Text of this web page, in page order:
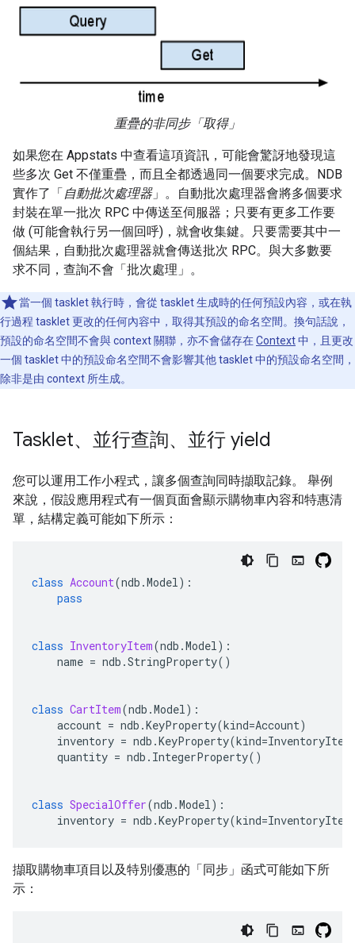
重疊的非同步「取得」
如果您在 Appstats 中查看這項資訊，可能會驚訝地發現這
些多次 Get 不僅重疊，而且全都透過同一個要求完成。NDB
實作了「自動批次處理器」。自動批次處理器會將多個要求
封裝在單一批次 RPC 中傳送至伺服器；只要有更多工作要
做 (可能會執行另一個回呼)，就會收集鍵。只要需要其中一
個結果，自動批次處理器就會傳送批次 RPC。與大多數要
求不同，查詢不會「批次處理」。
當一個 tasklet 執行時，會從 tasklet 生成時的任何預設內容，或在執
行過程 tasklet 更改的任何內容中，取得其預設的命名空間。換句話說，
預設的命名空間不會與 context 關聯，亦不會儲存在Context中，且更改
一個 tasklet 中的預設命名空間不會影響其他 tasklet 中的預設命名空間，
除非是由 context 所生成。
Tasklet、並行查詢、並行 yield
您可以運用工作小程式，讓多個查詢同時擷取記錄。 舉例
來說，假設應用程式有一個頁面會顯示購物車內容和特惠清
單，結構定義可能如下所示：
class Account(ndb .Model):
pass
class InventoryItem(ndb .Model):
name = ndb .StringProperty()
class CartItem(ndb .Model):
account = ndb .KeyProperty(kind=Account)
inventory = ndb .KeyProperty(kind=InventoryItem
quantity = ndb . IntegerProperty()
class SpecialOffer(ndb .Model):
inventory = ndb .KeyProperty(kind=InventoryItem
擷取購物車項目以及特別優惠的「同步」函式可能如下所
示：